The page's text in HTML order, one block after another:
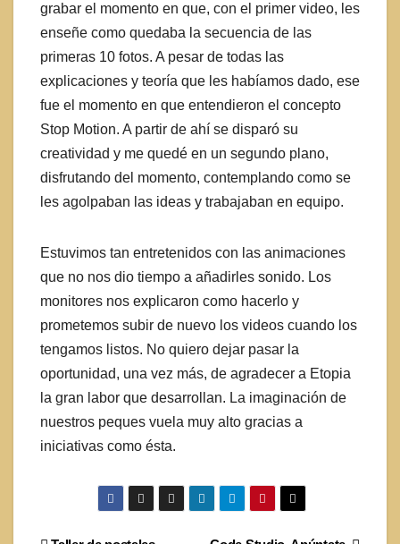
grabar el momento en que, con el primer video, les
enseñe como quedaba la secuencia de las
primeras 10 fotos. A pesar de todas las
explicaciones y teoría que les habíamos dado, ese
fue el momento en que entendieron el concepto
Stop Motion. A partir de ahí se disparó su
creatividad y me quedé en un segundo plano,
disfrutando del momento, contemplando como se
les agolpaban las ideas y trabajaban en equipo.
Estuvimos tan entretenidos con las animaciones
que no nos dio tiempo a añadirles sonido. Los
monitores nos explicaron como hacerlo y
prometemos subir de nuevo los videos cuando los
tengamos listos. No quiero dejar pasar la
oportunidad, una vez más, de agradecer a Etopia
la gran labor que desarrollan. La imaginación de
nuestros peques vuela muy alto gracias a
iniciativas como ésta.